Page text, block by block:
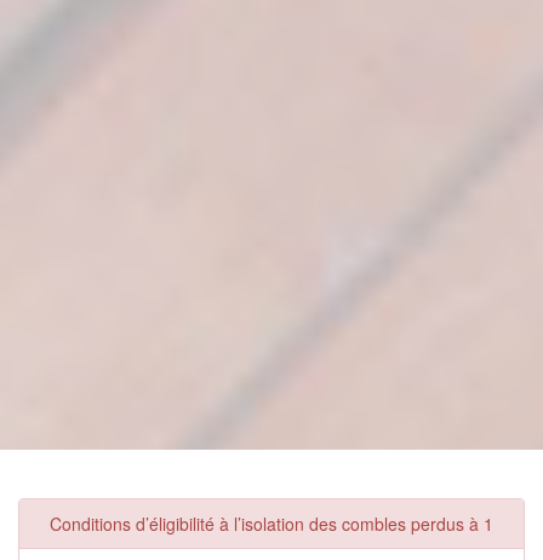
Conditions d’éligibilité à l’isolation des combles perdus à 1